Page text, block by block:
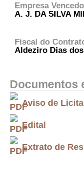
Empresa
A. J. DA SILVA
Fiscal do
Aldeziro Dias
Documentos
Aviso de
Edital
Extrato de